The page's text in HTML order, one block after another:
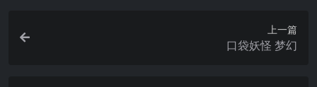
上一篇
口袋妖怪 梦幻